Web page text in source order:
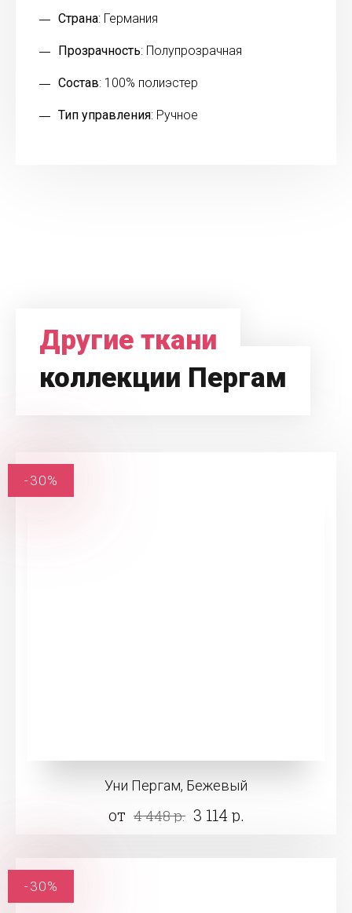
Страна: Германия
Прозрачность: Полупрозрачная
Состав: 100% полиэстер
Тип управления: Ручное
Другие ткани
коллекции Пергам
Уни Пергам, Бежевый
от 4 448 р. 3 114 р.
-30%
-30%